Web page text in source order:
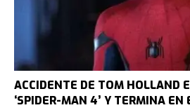
ACCIDENTE DE TOM HOLLAND
‘SPIDER-MAN 4’ Y TERMINA EN